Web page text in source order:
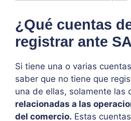
¿Qué cuentas
registrar ante
Si tiene una o varias
saber que no tiene que
una de ellas, solamente las
relacionadas a las
del comercio. Estas